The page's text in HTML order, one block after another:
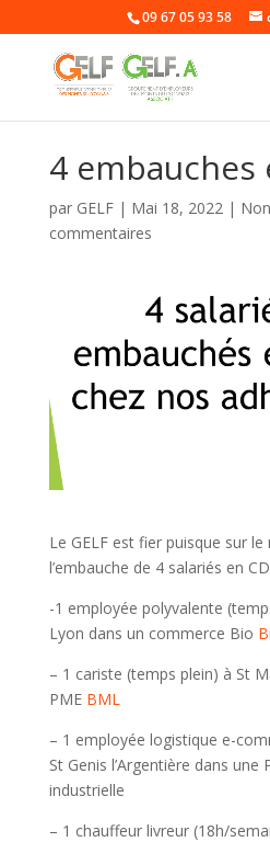
09 67 05 93 58
4 embauches
par GELF| Mai 18, 2022|
commentaires
Le GELF est fier puisque sur
l’embauche de 4 salariés en
-1 employée polyvalente
Lyon dans un commerce Bio
– 1 cariste (temps plein) à St
PME BML
– 1 employée logistique e-
St Genis l’Argentière dans une
industrielle
– 1 chauffeur livreur (18h/